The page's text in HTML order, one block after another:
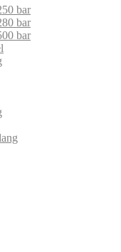
bar
bar
bar